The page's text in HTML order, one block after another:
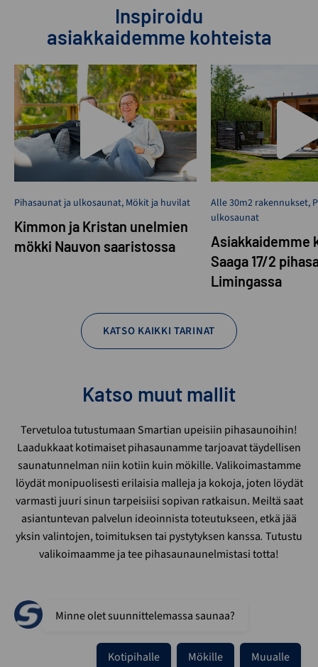
Inspiroidu
asiakkaidemme kohteista
Pihasaunat ja ulkosaunat, Mökit ja huvilat
Kimmon ja Kristan unelmien
mökki Nauvon saaristossa
Alle 30m2 rakennukset,
ulkosaunat
Asiakkaidemme
Saaga 17/2
Limingassa
KATSO KAIKKI TARINAT
Katso muut mallit
Tervetuloa tutustumaan Smartian upeisiin pihasaunoihin!
Laadukkaat kotimaiset pihasaunamme tarjoavat täydellisen
saunatunnelman niin kotiin kuin mökille. Valikoimastamme
löydät monipuolisesti erilaisia malleja ja kokoja, joten löydät
varmasti juuri sinun tarpeisiisi sopivan ratkaisun. Meiltä saat
asiantuntevan palvelun ideoinnista toteutukseen, etkä jää
yksin valintojen, toimituksen tai pystytyksen kanssa. Tutustu
valikoimaamme ja tee pihasaunaunelmistasi totta!
Minne olet suunnittelemassa saunaa?
Kotipihalle Mökille Muualle